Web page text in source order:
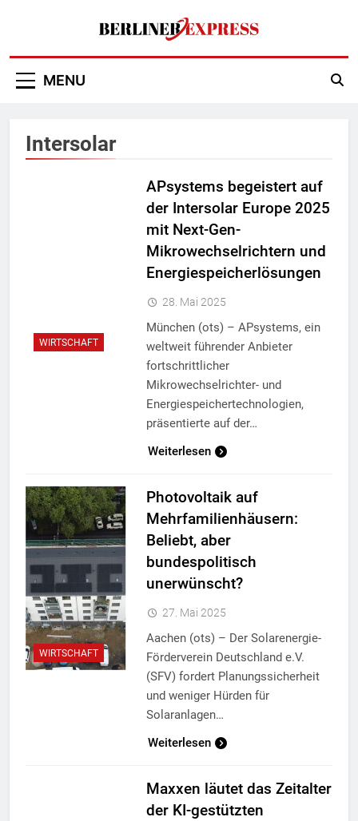
Berliner Express
MENU
Intersolar
WIRTSCHAFT
APsystems begeistert auf
der Intersolar Europe 2025
mit Next-Gen-
Mikrowechselrichtern und
Energiespeicherlösungen
28. Mai 2025
München (ots) – APsystems, ein
weltweit führender Anbieter
fortschrittlicher
Mikrowechselrichter- und
Energiespeichertechnologien,
präsentierte auf der…
Weiterlesen
WIRTSCHAFT
Photovoltaik auf
Mehrfamilienhäusern:
Beliebt, aber
bundespolitisch
unerwünscht?
27. Mai 2025
Aachen (ots) – Der Solarenergie-
Förderverein Deutschland e.V.
(SFV) fordert Planungssicherheit
und weniger Hürden für
Solaranlagen…
Weiterlesen
Maxxen läutet das Zeitalter
der KI-gestützten